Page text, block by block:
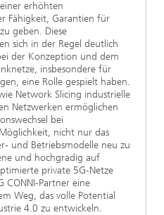
erhöhten
Fähigkeit, Garantien für
geben. Diese
sich in der Regel deutlich
der Konzeption und dem
insbesondere für
eine Rolle gespielt haben.
Network Slicing industrielle
Netzwerken ermöglichen
bei
nicht nur das
und Betriebsmodelle neu zu
und hochgradig auf
private 5G-Netze
CONNI-Partner eine
Weg, das volle Potential
4.0 zu entwickeln.